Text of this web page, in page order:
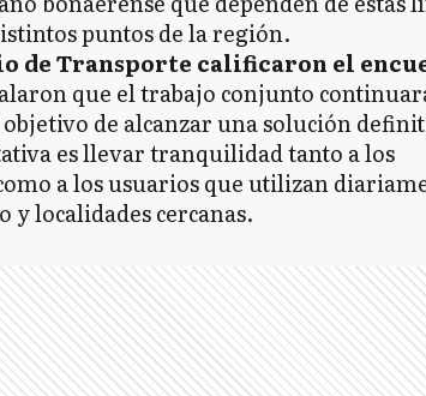
puntos de la región.
de Transporte calificaron el
que el trabajo conjunto
de alcanzar una solución
es llevar tranquilidad tanto a los
a los usuarios que utilizan
y localidades cercanas.